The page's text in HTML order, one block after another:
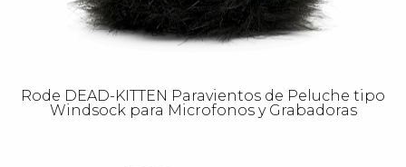
Rode DEAD-KITTEN Paravientos de Peluche tipo
Windsock para Microfonos y Grabadoras